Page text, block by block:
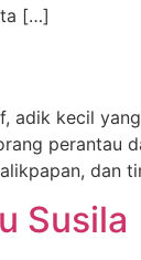
[…]
adik kecil
perantau
dan
Susila